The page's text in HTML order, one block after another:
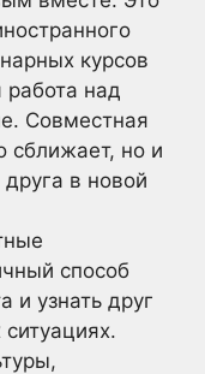
курсов
работа над
Совместная
сближает, но и
в новой
способ
и узнать друг